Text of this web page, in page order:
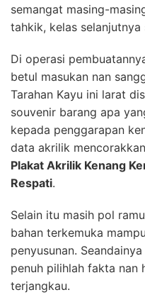
semangat masing-
tahkik, kelas
Di operasi
betul masukan nan
Tarahan Kayu ini larat
souvenir barang apa
kepada penggarapan
data akrilik
Plakat Akrilik Kenang
Respati.
Selain itu masih pol
bahan terkemuka
penyusunan.
penuh pilihlah fakta nan
terjangkau.